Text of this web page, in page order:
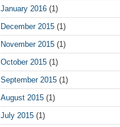
January 2016(1)
December 2015(1)
November 2015(1)
October 2015(1)
September 2015(1)
August 2015(1)
July 2015(1)